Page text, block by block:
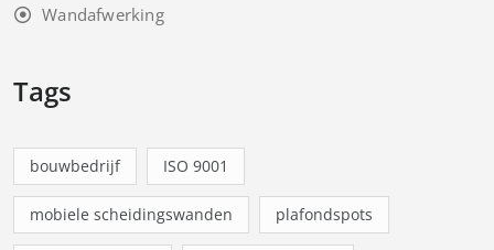
Wandafwerking
Tags
bouwbedrijf ISO 9001
mobiele scheidingswanden plafondspots